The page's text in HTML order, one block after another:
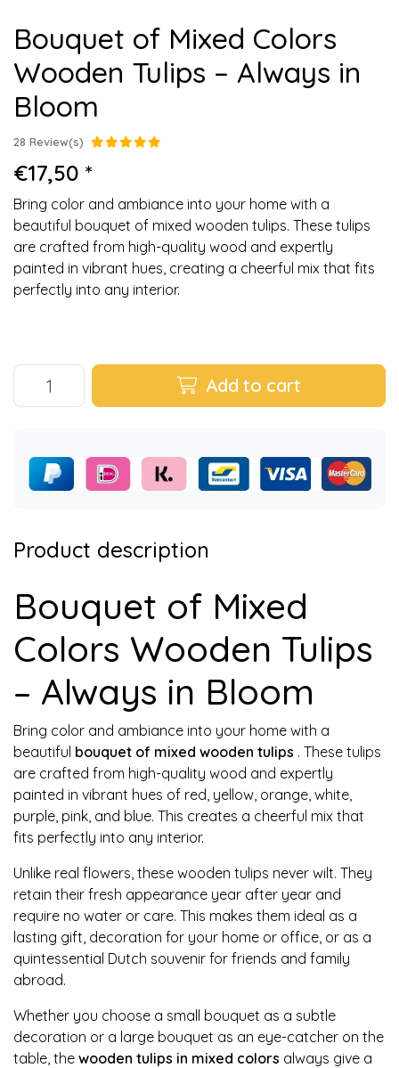
Bouquet of Mixed Colors
Wooden Tulips – Always in
Bloom
28 Review(s)
€17,50 *
Bring color and ambiance into your home with a
beautiful bouquet of mixed wooden tulips. These tulips
are crafted from high-quality wood and expertly
painted in vibrant hues, creating a cheerful mix that fits
perfectly into any interior.
Add to cart
Product description
Bouquet of Mixed
Colors Wooden Tulips
– Always in Bloom
Bring color and ambiance into your home with a
beautiful bouquet of mixed wooden tulips . These tulips
are crafted from high-quality wood and expertly
painted in vibrant hues of red, yellow, orange, white,
purple, pink, and blue. This creates a cheerful mix that
fits perfectly into any interior.
Unlike real flowers, these wooden tulips never wilt. They
retain their fresh appearance year after year and
require no water or care. This makes them ideal as a
lasting gift, decoration for your home or office, or as a
quintessential Dutch souvenir for friends and family
abroad.
Whether you choose a small bouquet as a subtle
decoration or a large bouquet as an eye-catcher on the
table, the wooden tulips in mixed colors always give a